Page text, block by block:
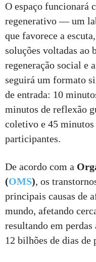
O espaço funcionará
regenerativo — um
que favorece a
soluções voltadas ao
regeneração social e
seguirá um formato
de entrada: 10
minutos de reflexão
coletivo e 45
participantes.
De acordo com a
(OMS), os
principais causas de
mundo, afetando
resultando em
12 bilhões de dias de